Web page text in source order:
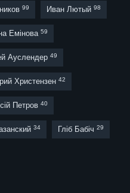
99 Иван Лютый 98
Емінова 59
Ауслендер 49
Христензен 42
Петров 40
34 Гліб Бабіч 29